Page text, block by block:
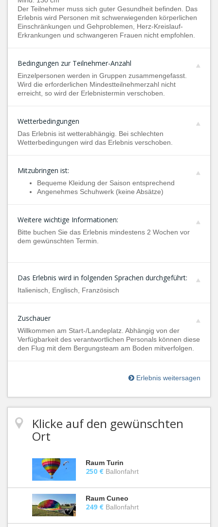
Der Teilnehmer muss sich guter Gesundheit befinden. Das
Erlebnis wird Personen mit schwerwiegenden körperlichen
Einschränkungen und Gehproblemen, Herz-Kreislauf-
Erkrankungen und schwangeren Frauen nicht empfohlen.
Bedingungen zur Teilnehmer-Anzahl
Einzelpersonen werden in Gruppen zusammengefasst.
Wird die erforderlichen Mindestteilnehmerzahl nicht
erreicht, so wird der Erlebnistermin verschoben.
Wetterbedingungen
Das Erlebnis ist wetterabhängig. Bei schlechten
Wetterbedingungen wird das Erlebnis verschoben.
Mitzubringen ist:
Bequeme Kleidung der Saison entsprechend
Angenehmes Schuhwerk (keine Absätze)
Weitere wichtige Informationen:
Bitte buchen Sie das Erlebnis mindestens 2 Wochen vor
dem gewünschten Termin.
Das Erlebnis wird in folgenden Sprachen durchgeführt:
Italienisch, Englisch, Französisch
Zuschauer
Willkommen am Start-/Landeplatz. Abhängig von der
Verfügbarkeit des verantwortlichen Personals können diese
den Flug mit dem Bergungsteam am Boden mitverfolgen.
Erlebnis weitersagen
Klicke auf den gewünschten
Ort
Raum Turin
250 € Ballonfahrt
Raum Cuneo
249 € Ballonfahrt